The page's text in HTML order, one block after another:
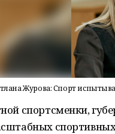
Журова: Спорт
спортсменки,